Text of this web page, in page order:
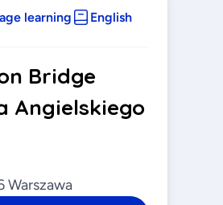
learning English
Bridge
Angielskiego
Warszawa